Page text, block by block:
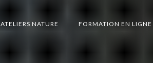
ATELIERS NATURE FORMATION EN LIGNE